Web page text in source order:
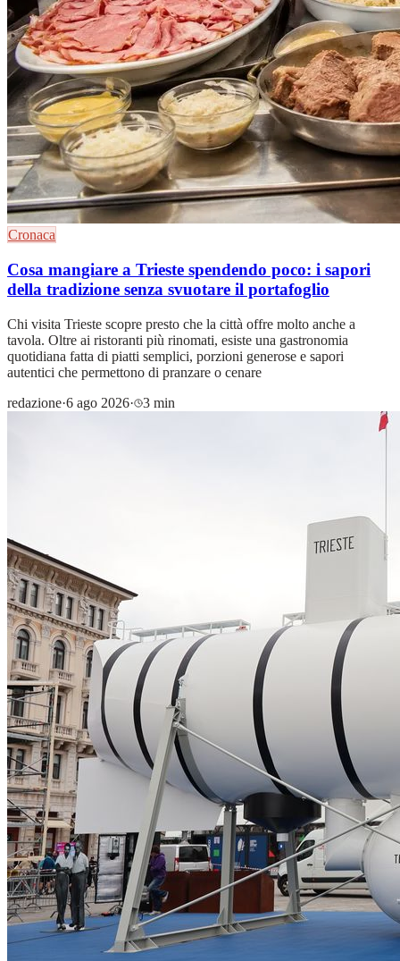
Cronaca
Cosa mangiare a Trieste spendendo poco: i sapori
della tradizione senza svuotare il portafoglio
Chi visita Trieste scopre presto che la città offre molto anche a
tavola. Oltre ai ristoranti più rinomati, esiste una gastronomia
quotidiana fatta di piatti semplici, porzioni generose e sapori
autentici che permettono di pranzare o cenare
redazione·6 ago 2026· 3 min